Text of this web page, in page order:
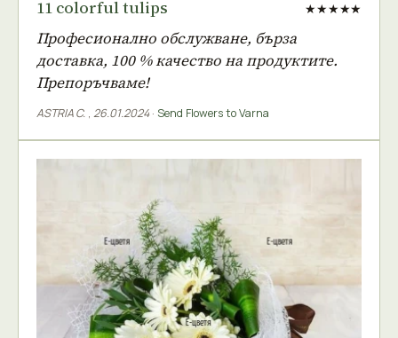
11 colorful tulips ★★★★★
Професионално обслужване, бърза
доставка, 100 % качество на продуктите.
Препоръчваме!
ASTRIA C. , 26.01.2024· Send Flowers to Varna